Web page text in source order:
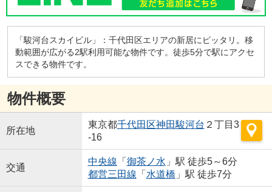
「駿河台スカイビル」：千代田区エリアの新居にピッタリ。移
動範囲が広がる2駅利用可能な物件です。徒歩5分で駅にアクセ
スできる物件です。
物件概要
所在地
東京都千代田区神田駿河台 ２丁目3
-16
交通
中央線 「 御茶ノ水 」駅 徒歩5～6分
都営三田線 「 水道橋 」駅 徒歩7分